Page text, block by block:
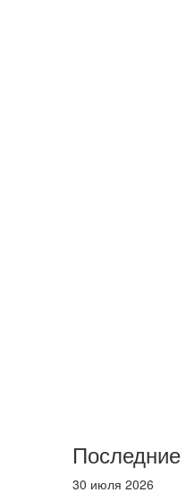
Последние
30 июля 2026